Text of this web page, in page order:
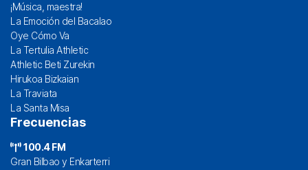
¡Música, maestra!
La Emoción del Bacalao
Oye Cómo Va
La Tertulia Athletic
Athletic Beti Zurekin
Hirukoa Bizkaian
La Traviata
La Santa Misa
Frecuencias
100.4 FM
Gran Bilbao y Enkarterri